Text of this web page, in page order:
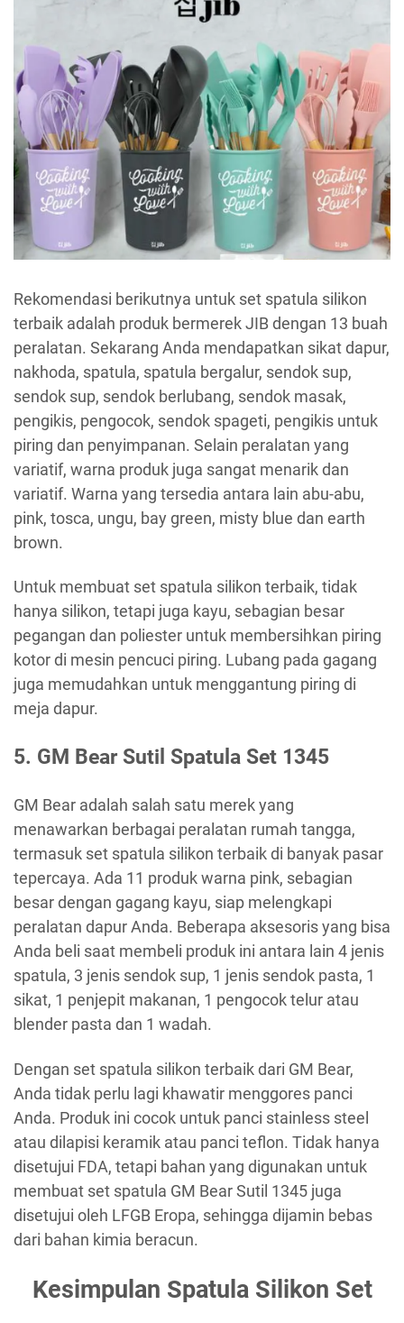
Rekomendasi berikutnya untuk set spatula silikon
terbaik adalah produk bermerek JIB dengan 13 buah
peralatan. Sekarang Anda mendapatkan sikat dapur,
nakhoda, spatula, spatula bergalur, sendok sup,
sendok sup, sendok berlubang, sendok masak,
pengikis, pengocok, sendok spageti, pengikis untuk
piring dan penyimpanan. Selain peralatan yang
variatif, warna produk juga sangat menarik dan
variatif. Warna yang tersedia antara lain abu-abu,
pink, tosca, ungu, bay green, misty blue dan earth
brown.
Untuk membuat set spatula silikon terbaik, tidak
hanya silikon, tetapi juga kayu, sebagian besar
pegangan dan poliester untuk membersihkan piring
kotor di mesin pencuci piring. Lubang pada gagang
juga memudahkan untuk menggantung piring di
meja dapur.
5. GM Bear Sutil Spatula Set 1345
GM Bear adalah salah satu merek yang
menawarkan berbagai peralatan rumah tangga,
termasuk set spatula silikon terbaik di banyak pasar
tepercaya. Ada 11 produk warna pink, sebagian
besar dengan gagang kayu, siap melengkapi
peralatan dapur Anda. Beberapa aksesoris yang bisa
Anda beli saat membeli produk ini antara lain 4 jenis
spatula, 3 jenis sendok sup, 1 jenis sendok pasta, 1
sikat, 1 penjepit makanan, 1 pengocok telur atau
blender pasta dan 1 wadah.
Dengan set spatula silikon terbaik dari GM Bear,
Anda tidak perlu lagi khawatir menggores panci
Anda. Produk ini cocok untuk panci stainless steel
atau dilapisi keramik atau panci teflon. Tidak hanya
disetujui FDA, tetapi bahan yang digunakan untuk
membuat set spatula GM Bear Sutil 1345 juga
disetujui oleh LFGB Eropa, sehingga dijamin bebas
dari bahan kimia beracun.
Kesimpulan Spatula Silikon Set